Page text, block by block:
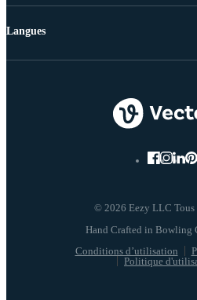
© 2026 Eezy LLC Tous
Conditions d’utilisation
Politique
Langues